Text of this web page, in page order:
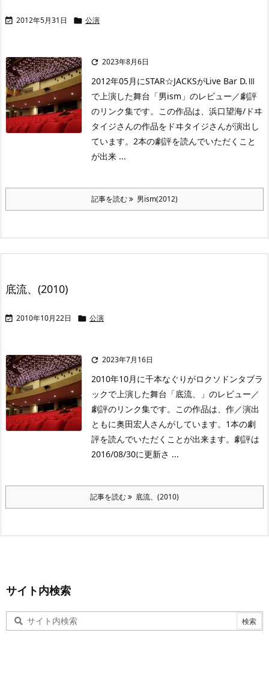
 2012年5月31日  公演
 2023年8月6日
2012年05月にSTAR☆JACKSがLive Bar D.Ⅲ
で上演した舞台「男ism」のレビュー／劇評
のリンク集です。この作品は、浜口望海/ドヰ
タイジさんの作品をドヰタイジさんが演出し
ています。2本の劇評を読んでいただくこと
が出来 ...
記事を読む 男ism(2012)
底流、(2010)
 2010年10月22日  公演
 2023年7月16日
2010年10月に千本なぐりがロクソドンタブラ
ックで上演した舞台「底流、」のレビュー／
劇評のリンク集です。この作品は、作／演出
ともに奥田宏人さんがしています。1本の劇
評を読んでいただくことが出来ます。劇評は
2016/08/30に更新さ ...
記事を読む 底流、(2010)
サイト内検索